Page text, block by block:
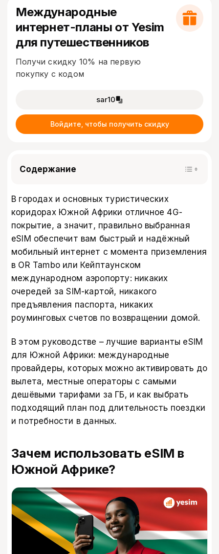
Международные
интернет-планы от Yesim
для путешественников
Получи скидку 10% на первую
покупку с кодом
sar10
Войдите, чтобы получить скидку
Содержание
В городах и основных туристических
коридорах Южной Африки отличное 4G-
покрытие, а значит, правильно выбранная
eSIM обеспечит вам быстрый и надёжный
мобильный интернет с момента приземления
в OR Tambo или Кейптаунском
международном аэропорту: никаких
очередей за SIM-картой, никакого
предъявления паспорта, никаких
роуминговых счетов по возвращении домой.
В этом руководстве – лучшие варианты eSIM
для Южной Африки: международные
провайдеры, которых можно активировать до
вылета, местные операторы с самыми
дешёвыми тарифами за ГБ, и как выбрать
подходящий план под длительность поездки
и потребности в данных.
Зачем использовать eSIM в
Южной Африке?